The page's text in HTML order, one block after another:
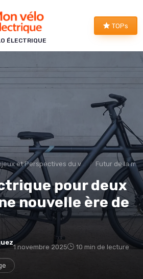
ÉLECTRIQUE
TOPs
et Perspectives du vélo éléctrique Futur de la
pour deux
nouvelle ère de
1 novembre 2025 10 min de lecture
cookies